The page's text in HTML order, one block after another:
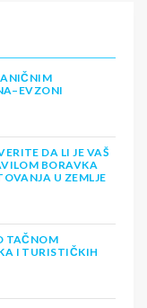
DA LI JE VAŠ
BORAVKA
U ZEMLJE
TAČNOM
I TURISTIČKIH